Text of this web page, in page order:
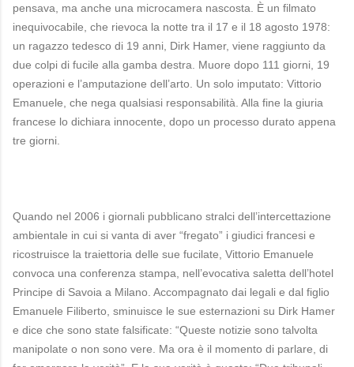
pensava, ma anche una microcamera nascosta. È un filmato
inequivocabile, che rievoca la notte tra il 17 e il 18 agosto 1978:
un ragazzo tedesco di 19 anni, Dirk Hamer, viene raggiunto da
due colpi di fucile alla gamba destra. Muore dopo 111 giorni, 19
operazioni e l’amputazione dell’arto. Un solo imputato: Vittorio
Emanuele, che nega qualsiasi responsabilità. Alla fine la giuria
francese lo dichiara innocente, dopo un processo durato appena
tre giorni.
Quando nel 2006 i giornali pubblicano stralci dell’intercettazione
ambientale in cui si vanta di aver “fregato” i giudici francesi e
ricostruisce la traiettoria delle sue fucilate, Vittorio Emanuele
convoca una conferenza stampa, nell’evocativa saletta dell’hotel
Principe di Savoia a Milano. Accompagnato dai legali e dal figlio
Emanuele Filiberto, sminuisce le sue esternazioni su Dirk Hamer
e dice che sono state falsificate: “Queste notizie sono talvolta
manipolate o non sono vere. Ma ora è il momento di parlare, di